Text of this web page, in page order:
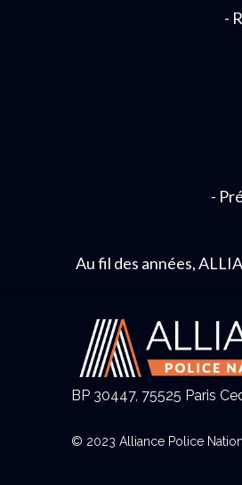
-
-
Au fil des années,
BP 30447, 75525 Paris
© 2023 Alliance Police